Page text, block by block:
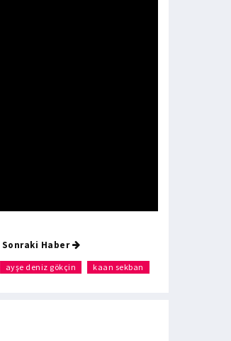
Sonraki Haber
ayşe deniz gökçin kaan sekban